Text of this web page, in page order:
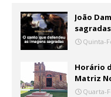
João
sagradas
Quinta-
Horário
Matriz
Quarta-